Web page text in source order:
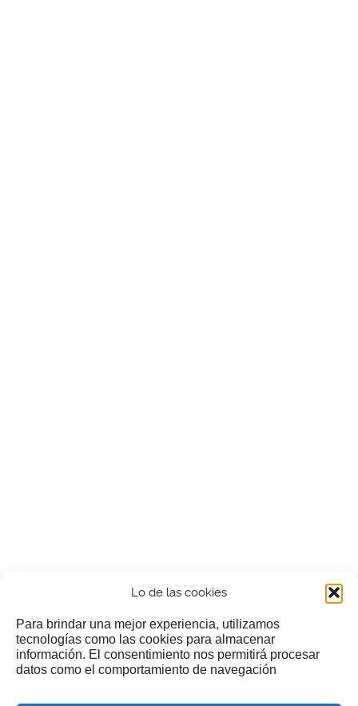
Lo de las cookies
Para brindar una mejor experiencia, utilizamos
tecnologías como las cookies para almacenar
información. El consentimiento nos permitirá procesar
datos como el comportamiento de navegación
¿Nos invitas a un cafecillo?